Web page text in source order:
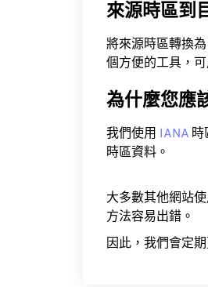
來源時區到
將來源時區轉換
個方便的工具，
為什麼您應
我們使用 IANA 時
時區資料。
大多數其他網站
方法容易出錯。
因此，我們會定